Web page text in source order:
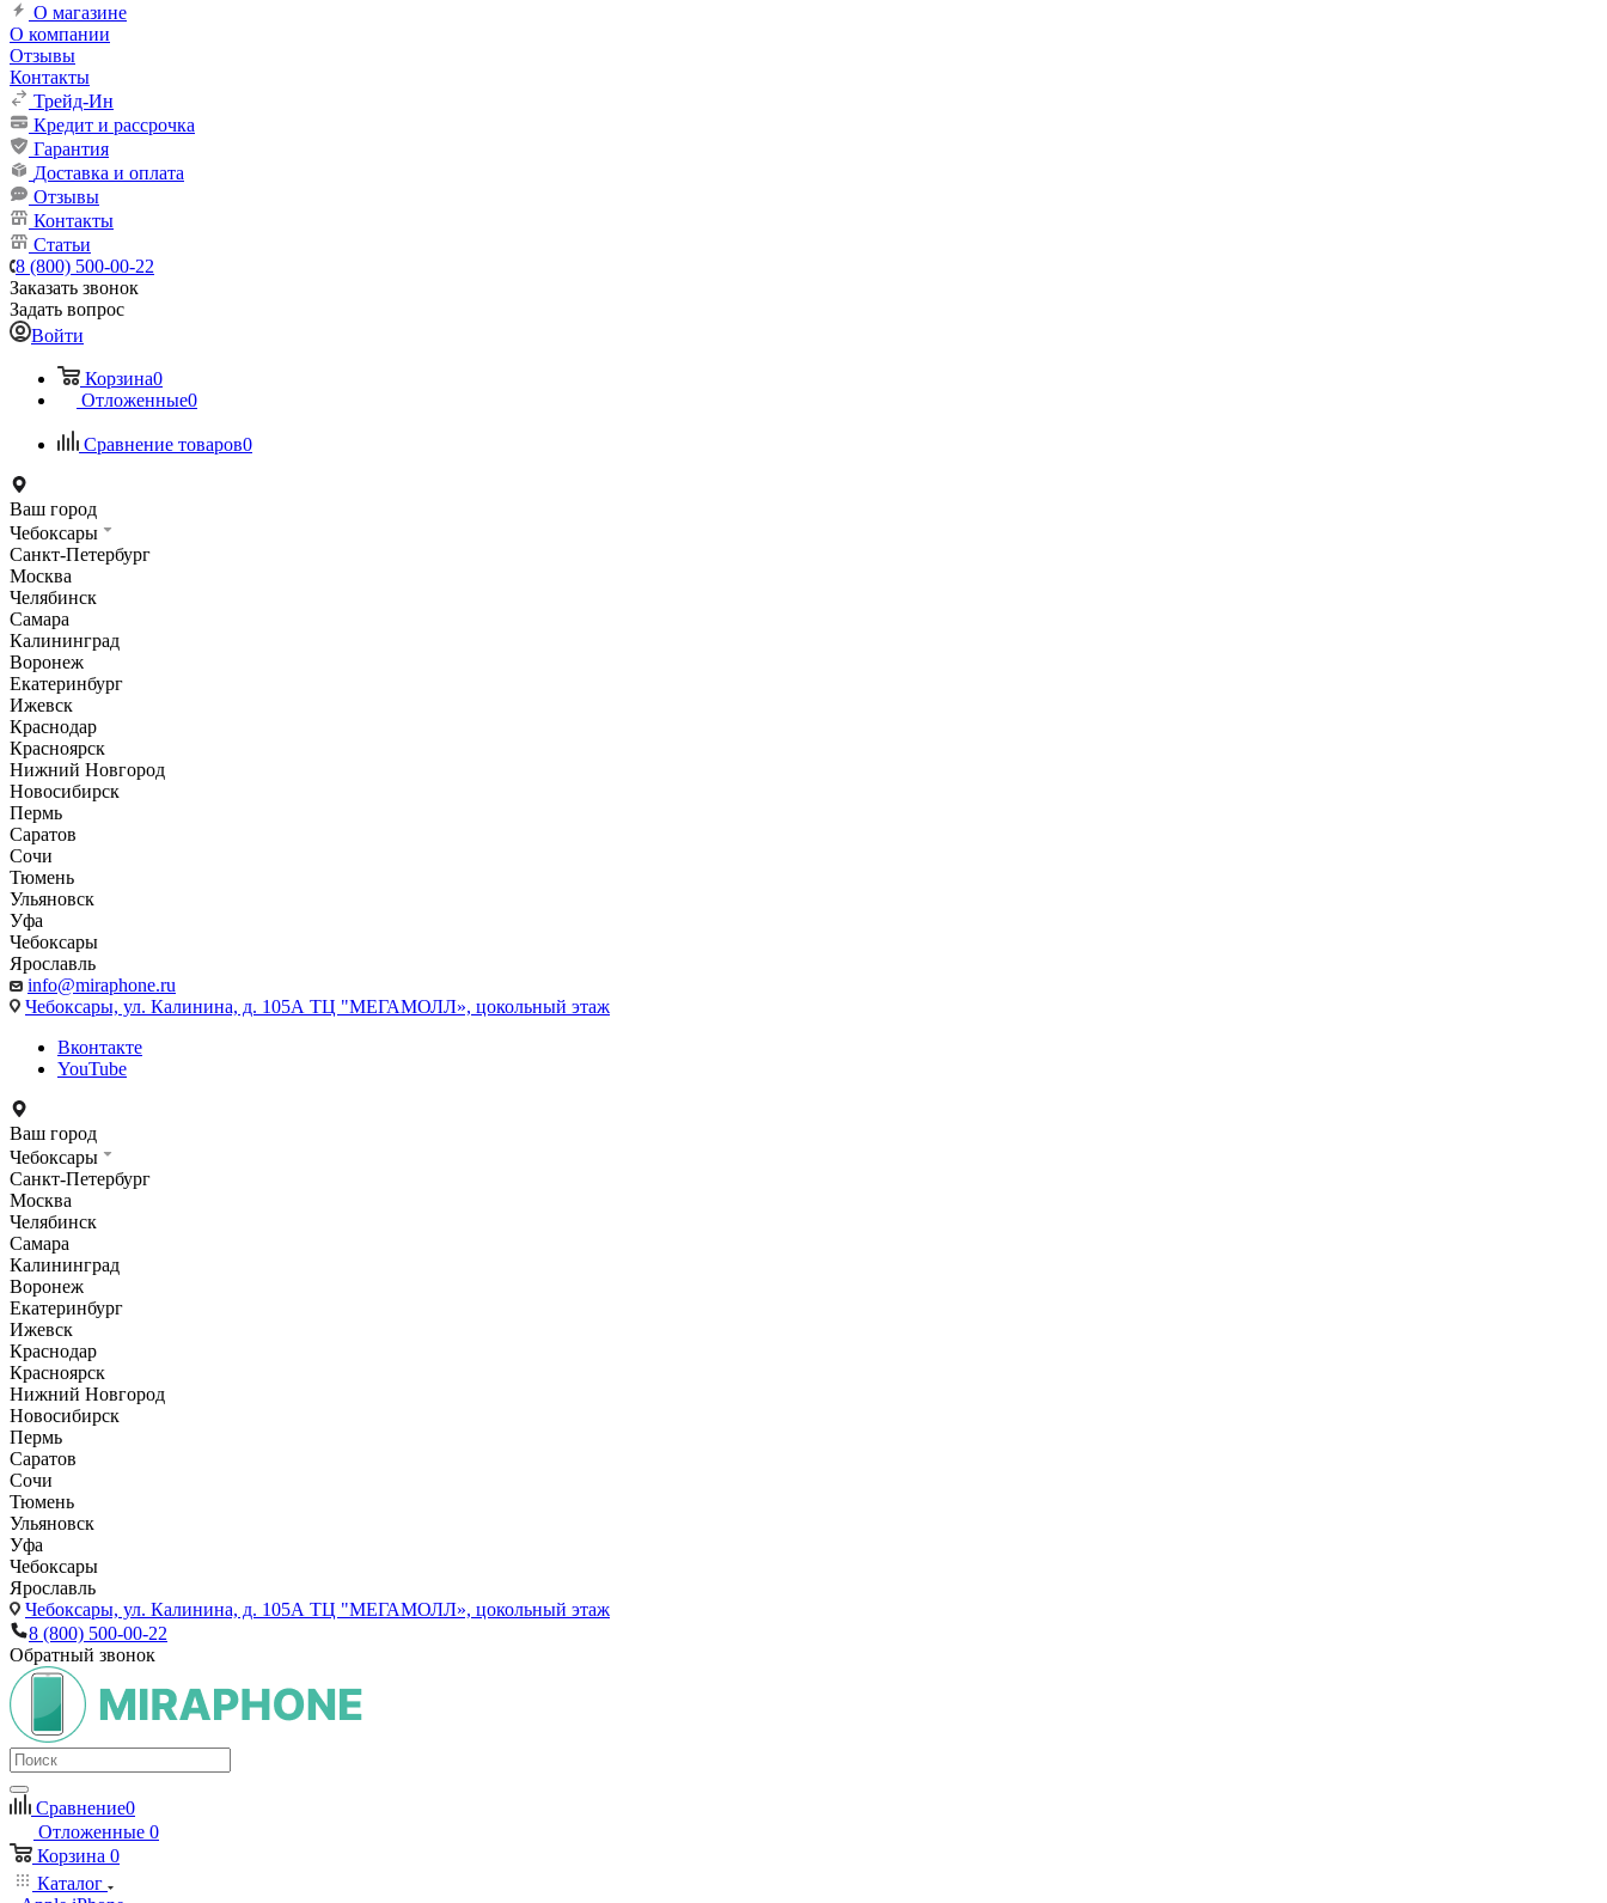
О магазине
О компании
Отзывы
Контакты
Трейд-Ин
Кредит и рассрочка
Гарантия
Доставка и оплата
Отзывы
Контакты
Статьи
8 (800) 500-00-22
Заказать звонок
Задать вопрос
Войти
Корзина0
Отложенные0
Сравнение товаров0
Ваш город
Чебоксары
Санкт-Петербург
Москва
Челябинск
Самара
Калининград
Воронеж
Екатеринбург
Ижевск
Краснодар
Красноярск
Нижний Новгород
Новосибирск
Пермь
Саратов
Сочи
Тюмень
Ульяновск
Уфа
Чебоксары
Ярославль
info@miraphone.ru
Чебоксары, ул. Калинина, д. 105А ТЦ "МЕГАМОЛЛ», цокольный этаж
Вконтакте
YouTube
Ваш город
Чебоксары
Санкт-Петербург
Москва
Челябинск
Самара
Калининград
Воронеж
Екатеринбург
Ижевск
Краснодар
Красноярск
Нижний Новгород
Новосибирск
Пермь
Саратов
Сочи
Тюмень
Ульяновск
Уфа
Чебоксары
Ярославль
Чебоксары, ул. Калинина, д. 105А ТЦ "МЕГАМОЛЛ», цокольный этаж
8 (800) 500-00-22
Обратный звонок
Сравнение0
Отложенные 0
Корзина 0
Каталог